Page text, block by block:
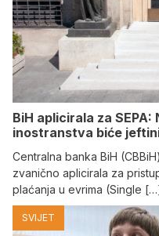
BiH aplicirala za
inostranstva biće
Centralna banka BiH
zvanično aplicirala za
plaćanja u evrima (Single
SVIJET